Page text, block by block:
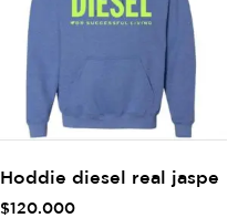
Hoddie diesel real jaspe
$120.000